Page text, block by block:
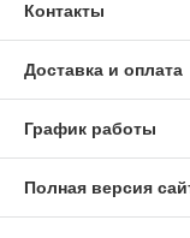
Контакты
Доставка и оплата
График работы
Полная версия